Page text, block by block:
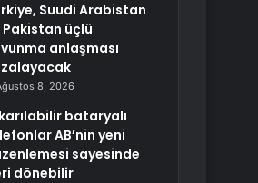
Suudi Arabistan
Pakistan üçlü
anlaşması
8, 2026
bataryalı
AB’nin yeni
sayesinde
dönebilir